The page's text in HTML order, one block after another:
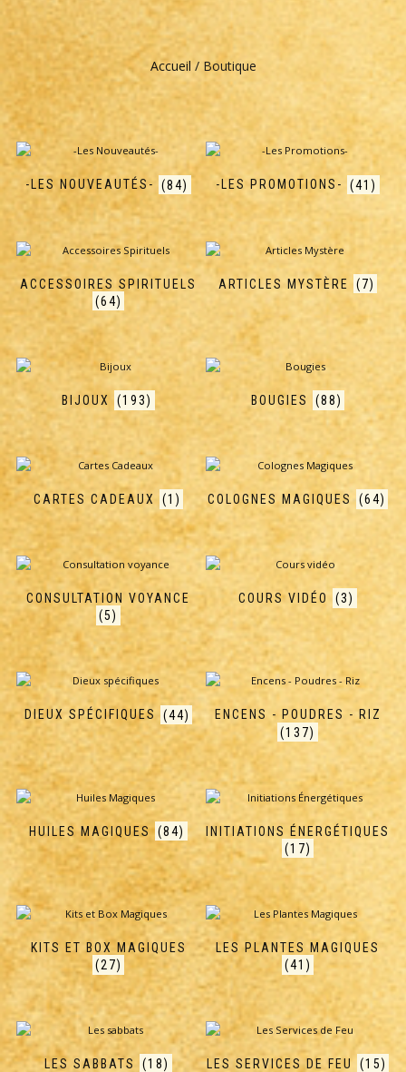
Accueil / Boutique
-LES NOUVEAUTÉS- (84) -LES PROMOTIONS- (41)
ACCESSOIRES SPIRITUELS
(64)
ARTICLES MYSTÈRE (7)
BIJOUX (193) BOUGIES (88)
CARTES CADEAUX (1) COLOGNES MAGIQUES (64)
CONSULTATION VOYANCE
(5)
COURS VIDÉO (3)
DIEUX SPÉCIFIQUES (44)
ENCENS - POUDRES - RIZ
(137)
HUILES MAGIQUES(84)
INITIATIONS ÉNERGÉTIQUES
(17)
KITS ET BOX MAGIQUES
(27)
LES PLANTES MAGIQUES
(41)
LES SABBATS (18) LES SERVICES DE FEU (15)